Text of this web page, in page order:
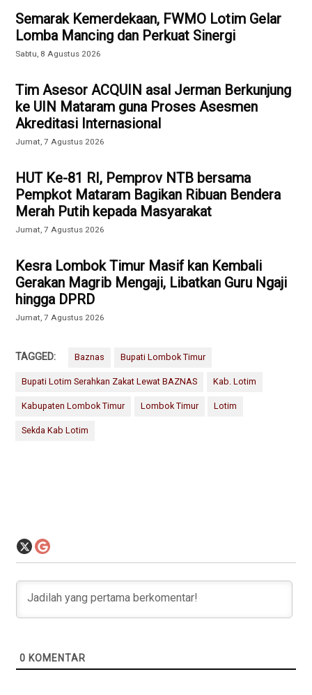
Semarak Kemerdekaan, FWMO Lotim Gelar
Lomba Mancing dan Perkuat Sinergi
Sabtu, 8 Agustus 2026
Tim Asesor ACQUIN asal Jerman Berkunjung
ke UIN Mataram guna Proses Asesmen
Akreditasi Internasional
Jumat, 7 Agustus 2026
HUT Ke-81 RI, Pemprov NTB bersama
Pempkot Mataram Bagikan Ribuan Bendera
Merah Putih kepada Masyarakat
Jumat, 7 Agustus 2026
Kesra Lombok Timur Masif kan Kembali
Gerakan Magrib Mengaji, Libatkan Guru Ngaji
hingga DPRD
Jumat, 7 Agustus 2026
TAGGED: Baznas Bupati Lombok Timur
Bupati Lotim Serahkan Zakat Lewat BAZNAS Kab. Lotim
Kabupaten Lombok Timur Lombok Timur Lotim
Sekda Kab Lotim
0 KOMENTAR